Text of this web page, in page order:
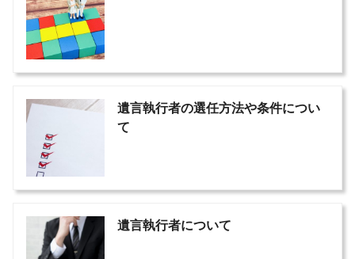
遺言執行者の選任方法や条件につい
て
遺言執行者について